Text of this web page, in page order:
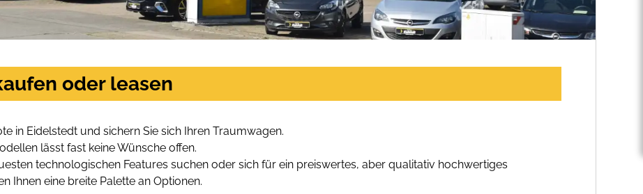
oder leasen
in Eidelstedt und sichern Sie sich Ihren Traumwagen.
lässt fast keine Wünsche offen.
technologischen Features suchen oder sich für ein preiswertes, aber qualitativ hochwertiges
Ihnen eine breite Palette an Optionen.